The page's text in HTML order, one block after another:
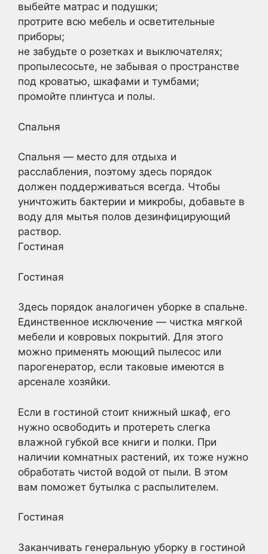
выбейте матрас и подушки;
протрите всю мебель и осветительные
приборы;
не забудьте о розетках и выключателях;
пропылесосьте, не забывая о пространстве
под кроватью, шкафами и тумбами;
промойте плинтуса и полы.
Спальня
Спальня — место для отдыха и
расслабления, поэтому здесь порядок
должен поддерживаться всегда. Чтобы
уничтожить бактерии и микробы, добавьте в
воду для мытья полов дезинфицирующий
раствор.
Гостиная
Гостиная
Здесь порядок аналогичен уборке в спальне.
Единственное исключение — чистка мягкой
мебели и ковровых покрытий. Для этого
можно применять моющий пылесос или
парогенератор, если таковые имеются в
арсенале хозяйки.
Если в гостиной стоит книжный шкаф, его
нужно освободить и протереть слегка
влажной губкой все книги и полки. При
наличии комнатных растений, их тоже нужно
обработать чистой водой от пыли. В этом
вам поможет бутылка с распылителем.
Гостиная
Заканчивать генеральную уборку в гостиной